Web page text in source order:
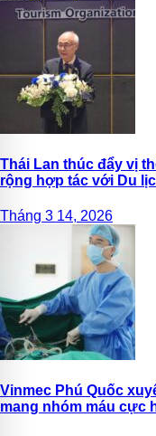
Thái Lan thúc đẩy vị
rộng hợp tác với Du
Tháng 3 14, 2026
Vinmec Phú Quốc
mang nhóm máu cực